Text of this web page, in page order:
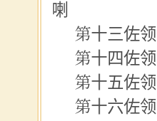
喇
第十三佐
第十四佐领
第十五佐
第十六佐